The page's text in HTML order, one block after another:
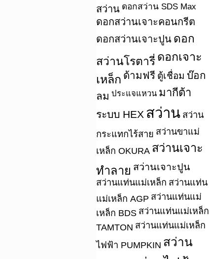
สว่าน ดอกสว่าน SDS Max
ดอกสว่านเจาะคอนกรีต
ดอกสว่านเจาะปูน ดอก
สว่านโรตารี่ ดอกเจาะ
เหล็ก ด้ามฟรี ตู้เชื่อม บ๊อก
ลม ประแจแหวน มากีต้า
ระบบ HEX สว่าน สว่าน
กระแทกไร้สาย สว่านขาแม่
เหล็ก OKURA สว่านเจาะ
ทำลาย สว่านเจาะปูน
สว่านแท่นแม่เหล็ก สว่านแท่น
แม่เหล็ก AGP สว่านแท่นแม่
เหล็ก BDS สว่านแท่นแม่เหล็ก
TAMTON สว่านแท่นแม่เหล็ก
ไฟฟ้า PUMPKIN สว่าน